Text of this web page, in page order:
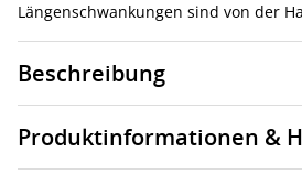
Längenschwankungen sind von der
Beschreibung
Produktinformationen &